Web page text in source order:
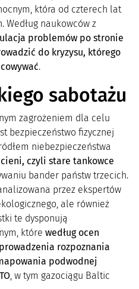
która od czterech lat
Według naukowców z
problemów po stronie
do kryzysu, którego
.
sabotażu
zagrożeniem dla celu
bezpieczeństwo fizycznej
niebezpieczeństwa
czyli stare tankowce
bander państw trzecich.
przez ekspertów
ale również
te dysponują
które według ocen
rozpoznania
podwodnej
, w tym gazociągu Baltic